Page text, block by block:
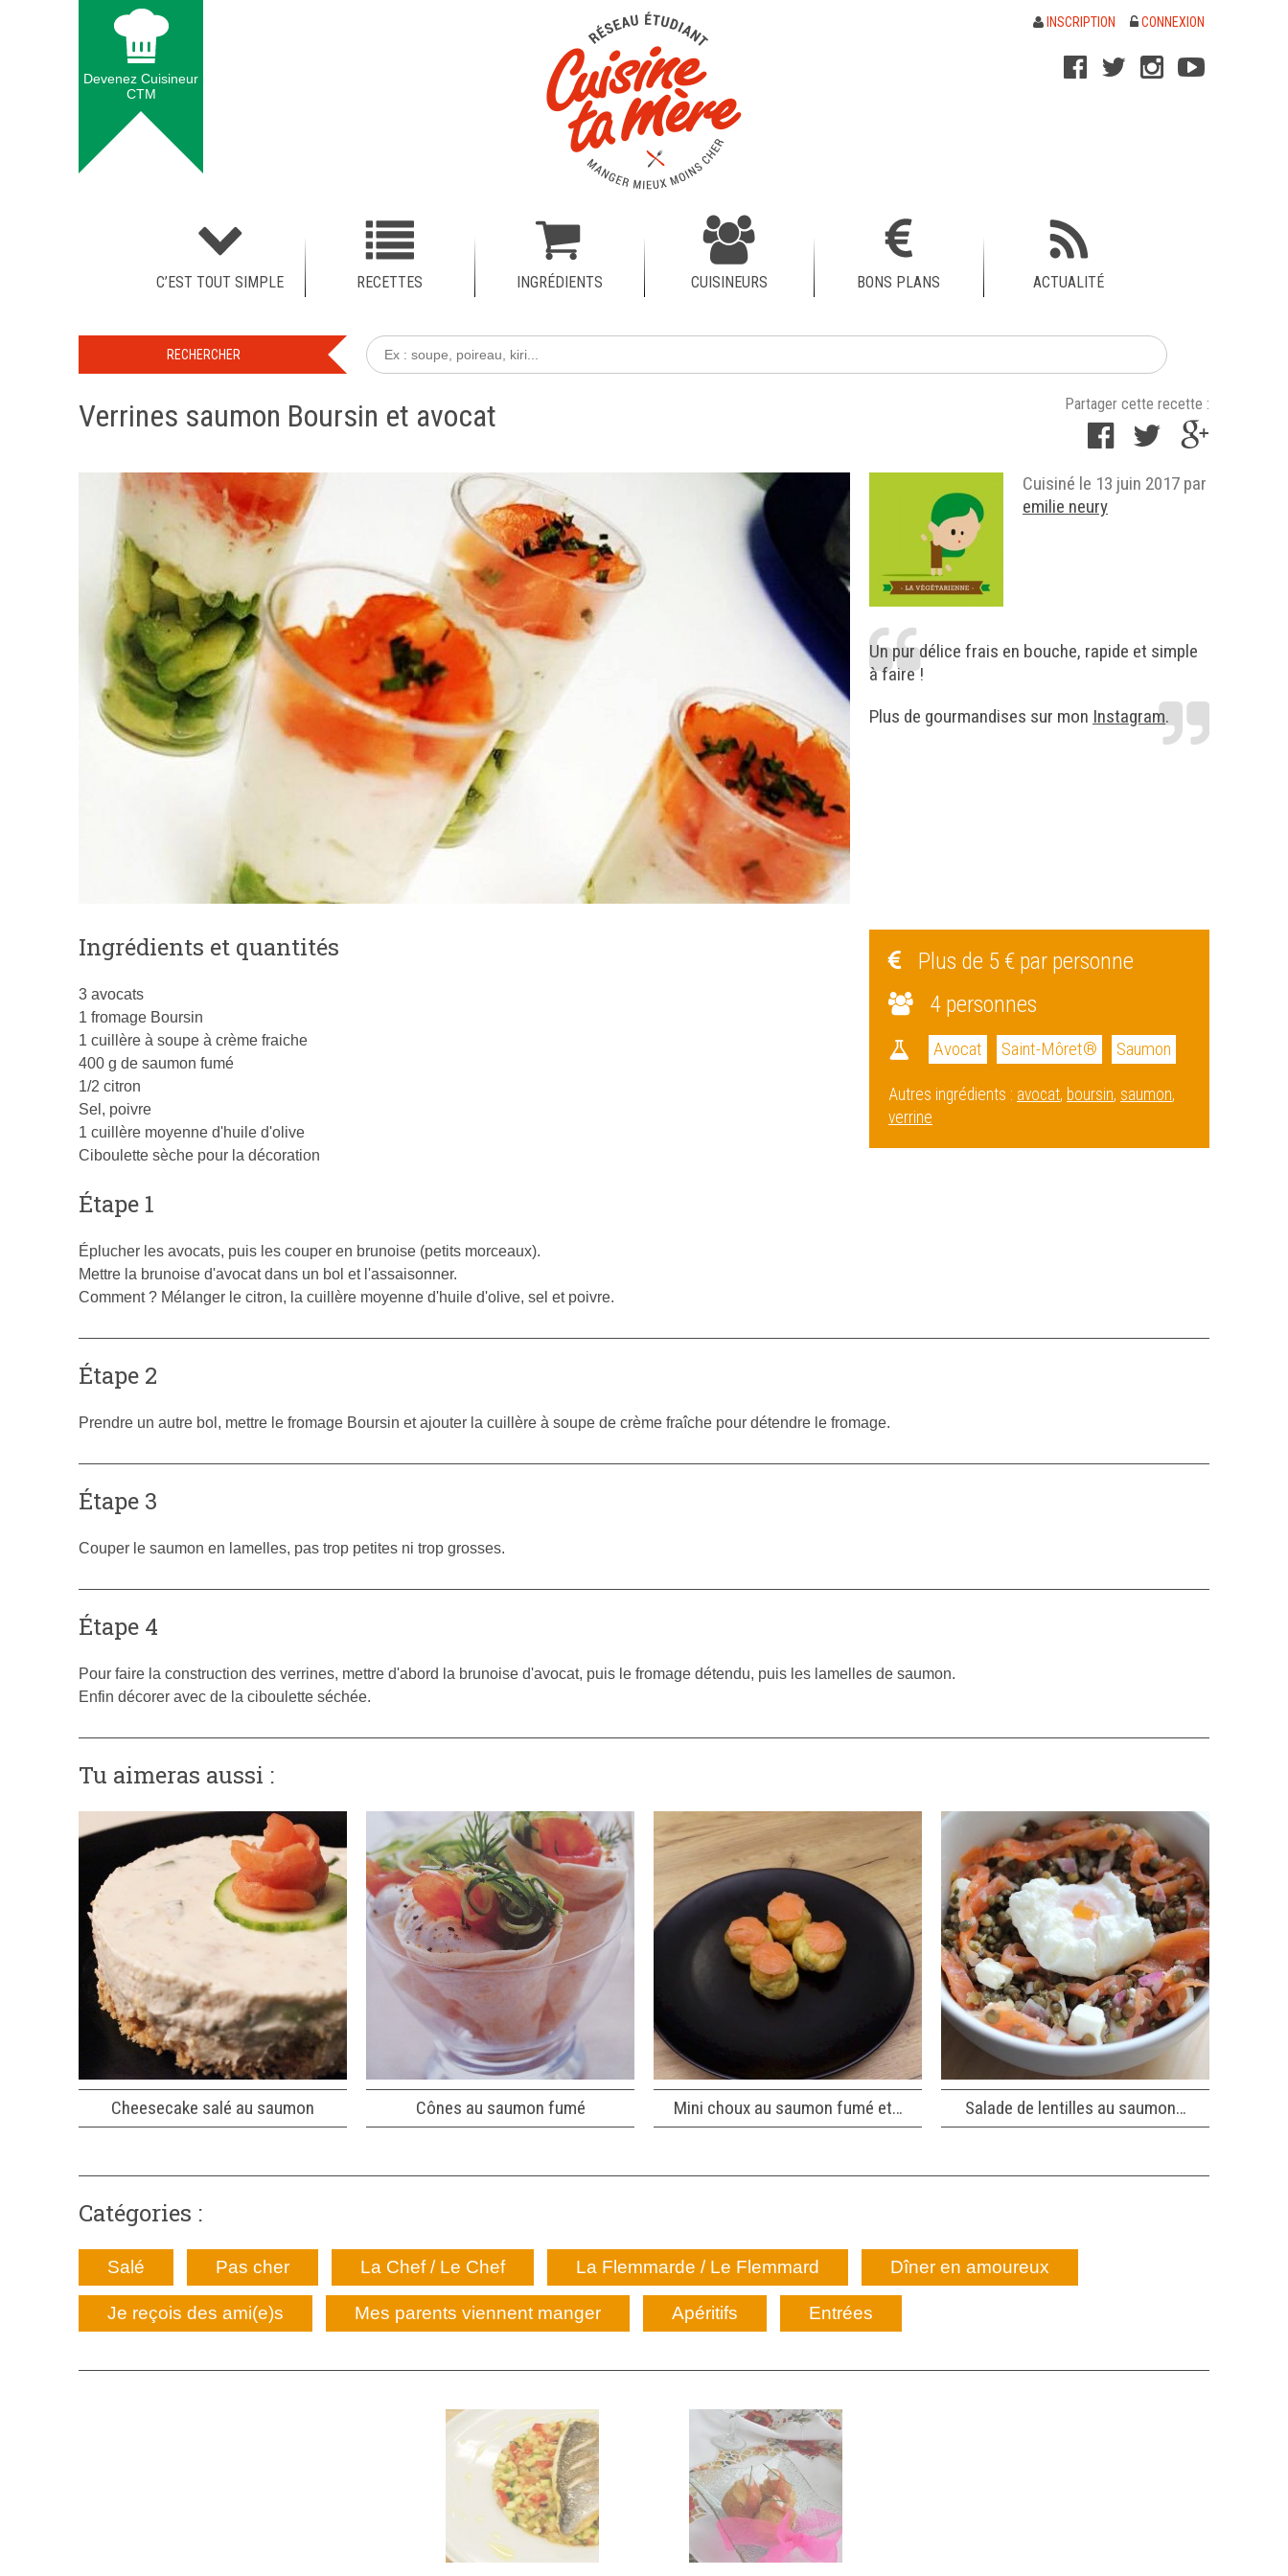
Devenez Cuisineur
CTM
INSCRIPTION CONNEXION
C’EST TOUT SIMPLE RECETTES INGRÉDIENTS CUISINEURS BONS PLANS ACTUALITÉ
Verrines saumon Boursin et avocat Partager cette recette :
Cuisiné le 13 juin 2017 par
emilie neury
Un pur délice frais en bouche, rapide et simple
à faire !
Plus de gourmandises sur mon Instagram.
Ingrédients et quantités
3 avocats
1 fromage Boursin
1 cuillère à soupe à crème fraiche
400 g de saumon fumé
1/2 citron
Sel, poivre
1 cuillère moyenne d'huile d'olive
Ciboulette sèche pour la décoration
Plus de 5 € par personne
4 personnes
Avocat Saint-Môret® Saumon
Autres ingrédients : avocat, boursin, saumon,
verrine
Étape 1
Éplucher les avocats, puis les couper en brunoise (petits morceaux).
Mettre la brunoise d'avocat dans un bol et l'assaisonner.
Comment ? Mélanger le citron, la cuillère moyenne d'huile d'olive, sel et poivre.
Étape 2
Prendre un autre bol, mettre le fromage Boursin et ajouter la cuillère à soupe de crème fraîche pour détendre le fromage.
Étape 3
Couper le saumon en lamelles, pas trop petites ni trop grosses.
Étape 4
Pour faire la construction des verrines, mettre d'abord la brunoise d'avocat, puis le fromage détendu, puis les lamelles de saumon.
Enfin décorer avec de la ciboulette séchée.
Tu aimeras aussi :
Cheesecake salé au saumon Cônes au saumon fumé Mini choux au saumon fumé et… Salade de lentilles au saumon…
Catégories :
Salé Pas cher La Chef / Le Chef La Flemmarde / Le Flemmard Dîner en amoureux
Je reçois des ami(e)s Mes parents viennent manger Apéritifs Entrées